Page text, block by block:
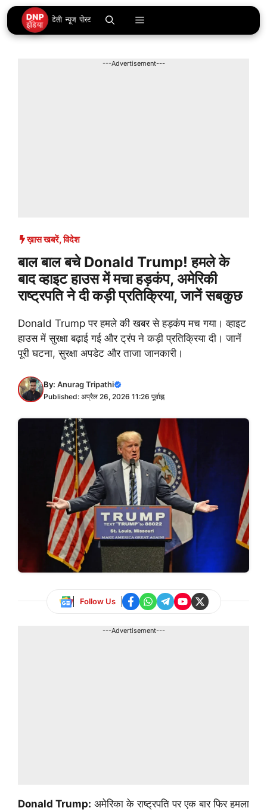
Skip
to
content
Menu
---Advertisement---
ख़ास खबरें,विदेश
बाल बाल बचे Donald Trump! हमले के
बाद व्हाइट हाउस में मचा हड़कंप, अमेरिकी
राष्ट्रपति ने दी कड़ी प्रतिक्रिया, जानें सबकुछ
Donald Trump पर हमले की खबर से हड़कंप मच गया। व्हाइट
हाउस में सुरक्षा बढ़ाई गई और ट्रंप ने कड़ी प्रतिक्रिया दी। जानें
पूरी घटना, सुरक्षा अपडेट और ताजा जानकारी।
By: Anurag Tripathi
Published: अप्रैल 26, 2026 11:26 पूर्वाह्न
Follow Us
---Advertisement---
Donald Trump: अमेरिका के राष्ट्रपति पर एक बार फिर हमला